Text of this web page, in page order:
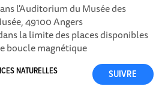
l'Auditorium du Musée des
49100 Angers
la limite des places disponibles
boucle magnétique
NATURELLES